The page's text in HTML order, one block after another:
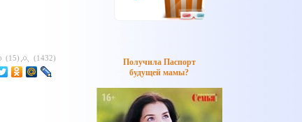
(1432)
(15)
Получила Паспорт
будущей мамы?